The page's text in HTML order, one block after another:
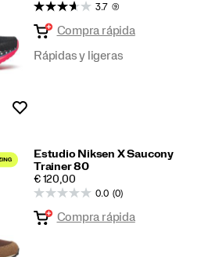
3.7 (9)
Compra rápida
Rápidas y ligeras
Estudio Niksen X Saucony
Trainer 80
PRICE
€ 120,00
0.0 (0)
Compra rápida